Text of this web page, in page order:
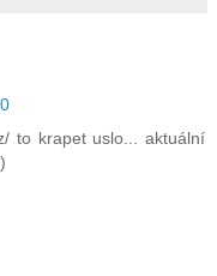
to krapet uslo... aktuální